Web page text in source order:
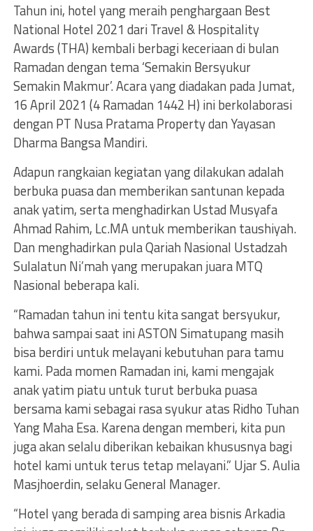
Tahun ini, hotel yang meraih penghargaan Best
National Hotel 2021 dari Travel & Hospitality
Awards (THA) kembali berbagi keceriaan di bulan
Ramadan dengan tema ‘Semakin Bersyukur
Semakin Makmur’. Acara yang diadakan pada Jumat,
16 April 2021 (4 Ramadan 1442 H) ini berkolaborasi
dengan PT Nusa Pratama Property dan Yayasan
Dharma Bangsa Mandiri.
Adapun rangkaian kegiatan yang dilakukan adalah
berbuka puasa dan memberikan santunan kepada
anak yatim, serta menghadirkan Ustad Musyafa
Ahmad Rahim, Lc.MA untuk memberikan taushiyah.
Dan menghadirkan pula Qariah Nasional Ustadzah
Sulalatun Ni’mah yang merupakan juara MTQ
Nasional beberapa kali.
“Ramadan tahun ini tentu kita sangat bersyukur,
bahwa sampai saat ini ASTON Simatupang masih
bisa berdiri untuk melayani kebutuhan para tamu
kami. Pada momen Ramadan ini, kami mengajak
anak yatim piatu untuk turut berbuka puasa
bersama kami sebagai rasa syukur atas Ridho Tuhan
Yang Maha Esa. Karena dengan memberi, kita pun
juga akan selalu diberikan kebaikan khususnya bagi
hotel kami untuk terus tetap melayani.” Ujar S. Aulia
Masjhoerdin, selaku General Manager.
“Hotel yang berada di samping area bisnis Arkadia